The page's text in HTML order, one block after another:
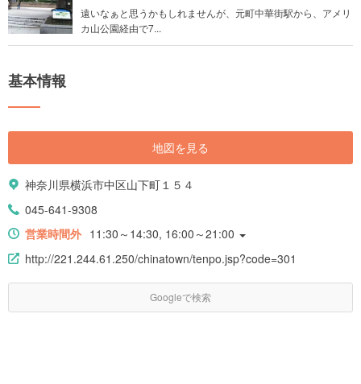
遠いなぁと思うかもしれませんが、元町中華街駅から、アメリ
カ山公園経由で7...
基本情報
地図を見る
神奈川県横浜市中区山下町１５４
045-641-9308
営業時間外 11:30～14:30, 16:00～21:00
http://221.244.61.250/chinatown/tenpo.jsp?code=301
Googleで検索